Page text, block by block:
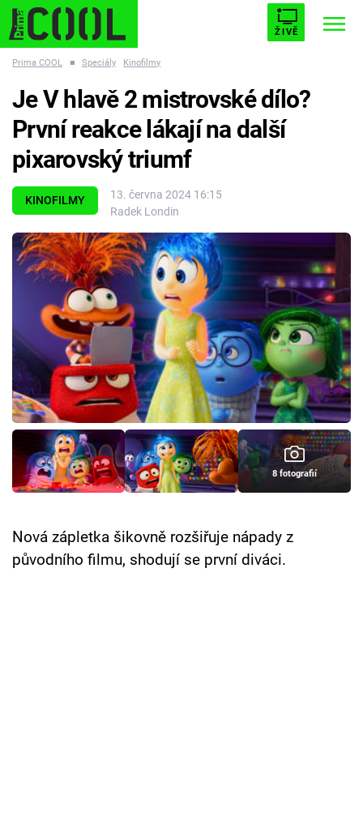
ŽIVĚ
ESCAPE PLNEJ KOTEL AVENGERS 5
Témata
Filmy
Seriály
Hry
Cool Esport
Pořady
TV Program
Přihlášení
Prima COOL ■ Speciály Kinofilmy
KINOFILMY
13. června 2024 16:15
Radek Londin
Je V hlavě 2 mistrovské dílo?
První reakce lákají na další
pixarovský triumf
8 fotografií
Nová zápletka šikovně rozšiřuje nápady z
původního filmu, shodují se první diváci.